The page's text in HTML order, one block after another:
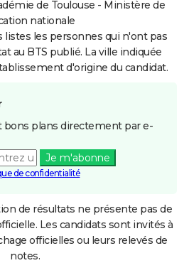
de Toulouse - Ministère de
nationale
listes les personnes qui n'ont pas
au BTS publié. La ville indiquée
d'origine du candidat.
bons plans directement par e-
Je m'abonne
de confidentialité
de résultats ne présente pas de
Les candidats sont invités à
officielles ou leurs relevés de
notes.